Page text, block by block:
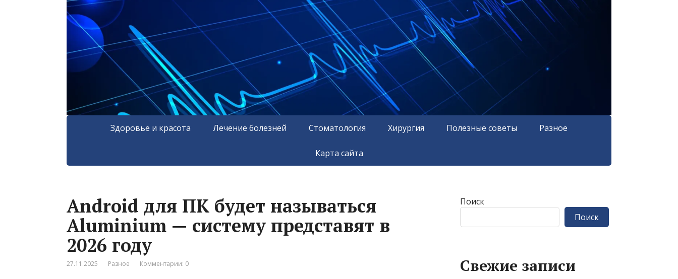
Здоровье и красота Лечение болезней Стоматология Хирургия Полезные советы Разное
Карта сайта
Android для ПК будет называться
Aluminium — систему представят в
2026 году
27.11.2025 Разное Комментарии: 0
Поиск
Поиск
Свежие записи